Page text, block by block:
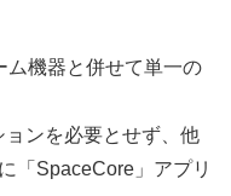
ム機器と併せて単一の
ョンを必要とせず、他
「SpaceCore」アプリ